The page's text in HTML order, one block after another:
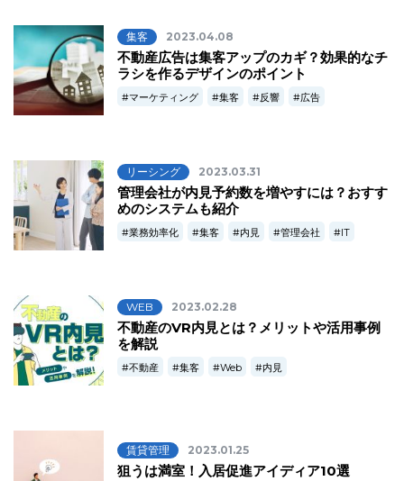
集客 2023.04.08
不動産広告は集客アップのカギ？効果的なチ
ラシを作るデザインのポイント
マーケティング 集客 反響 広告
リーシング 2023.03.31
管理会社が内見予約数を増やすには？おすす
めのシステムも紹介
業務効率化 集客 内見 管理会社 IT
WEB 2023.02.28
不動産のVR内見とは？メリットや活用事例
を解説
不動産 集客 Web 内見
賃貸管理 2023.01.25
狙うは満室！入居促進アイディア10選